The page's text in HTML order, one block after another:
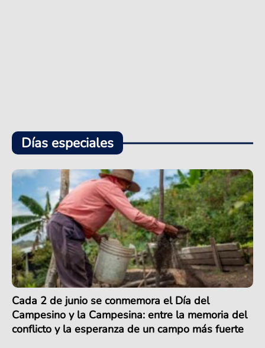
Días especiales
Cada 2 de junio se conmemora el Día del
Campesino y la Campesina: entre la memoria del
conflicto y la esperanza de un campo más fuerte